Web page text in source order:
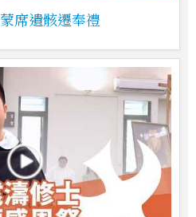
席遺骸遷奉禮